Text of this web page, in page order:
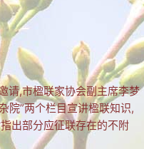
请,市楹联家协会副主席李梦
院”两个栏目宣讲楹联知识,
出部分应征联存在的不附